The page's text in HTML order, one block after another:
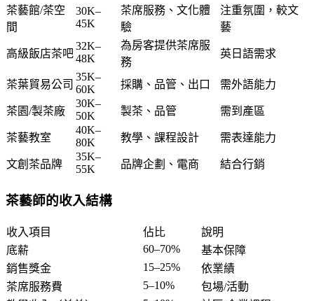
茶藝館/茶空
間
30K–
45K
茶席服務、文化體
驗
注重氛圍，較文
藝
高級飯店茶吧
32K–
48K
為房客提供茶席服
務
英日語需求
茶葉貿易公司
35K–
60K
採購、品管、出口 需外語能力
茶園/製茶廠
30K–
50K
製茶、品管 需到產區
茶藝教室
40K–
80K
教學、課程設計 需表達能力
文創茶品牌
35K–
55K
品牌企劃、電商 結合行銷
茶藝師的收入結構
收入項目 佔比
說明
底薪
60–70%
基本保障
銷售獎金
15–25%
依業績
茶席服務費
5–10%
包場/活動